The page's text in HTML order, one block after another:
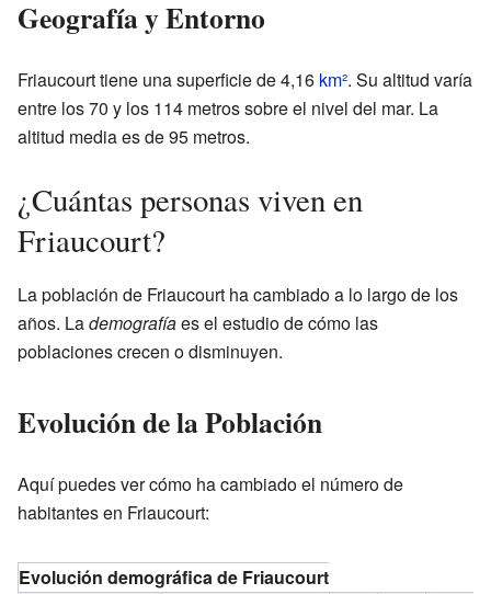
Geografía y Entorno
Friaucourt tiene una superficie de 4,16 km². Su altitud varía
entre los 70 y los 114 metros sobre el nivel del mar. La
altitud media es de 95 metros.
¿Cuántas personas viven en
Friaucourt?
La población de Friaucourt ha cambiado a lo largo de los
años. Lademografíaes el estudio de cómo las
poblaciones crecen o disminuyen.
Evolución de la Población
Aquí puedes ver cómo ha cambiado el número de
habitantes en Friaucourt:
Evolución demográfica de Friaucourt